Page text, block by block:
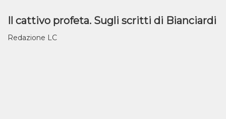
Il cattivo profeta. Sugli scritti di Bianciardi
Redazione LC